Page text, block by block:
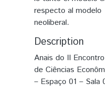
respecto al modelo
neoliberal.
Description
Anais do II
de Ciências
– Espaço 01 – Sala